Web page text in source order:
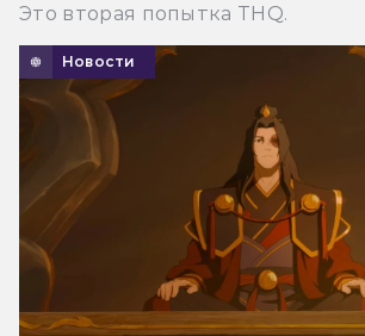
Это вторая попытка THQ.
Новости